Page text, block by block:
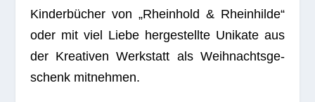
Kinderbücher von „Rhein­hold & Rhein­hilde“
oder mit viel Liebe her­ge­stellte Uni­kate aus
der Krea­ti­ven Werk­statt als Weih­nachts­ge­
schenk mitnehmen.